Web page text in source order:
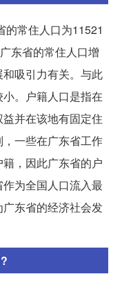
的常住人口为11521
东省的常住人口增
吸引力有关。与此
。户籍人口是指在
并在该地有固定住
一些在广东省工作
，因此广东省的户
为全国人口流入最
东省的经济社会发